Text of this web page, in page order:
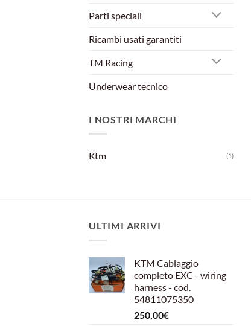
Parti speciali
Ricambi usati garantiti
TM Racing
Underwear tecnico
I NOSTRI MARCHI
Ktm (1)
ULTIMI ARRIVI
KTM Cablaggio
completo EXC - wiring
harness - cod.
54811075350
250,00€